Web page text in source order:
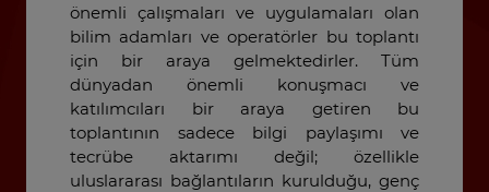
önemli çalışmaları ve uygulamaları olan
bilim adamları ve operatörler bu toplantı
için bir araya gelmektedirler. Tüm
dünyadan önemli konuşmacı ve
katılımcıları bir araya getiren bu
toplantının sadece bilgi paylaşımı ve
tecrübe aktarımı değil; özellikle
uluslararası bağlantıların kurulduğu, genç